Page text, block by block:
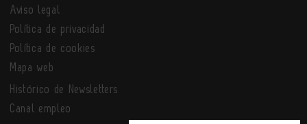
Aviso legal
Política de privacidad
Política de cookies
Mapa web
Histórico de Newsletters
Canal empleo